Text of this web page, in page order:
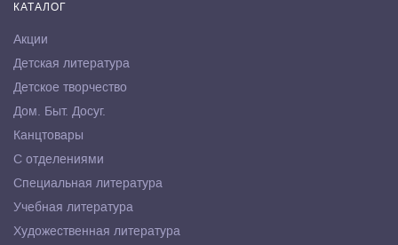
КАТАЛОГ
Акции
Детская литература
Детское творчество
Дом. Быт. Досуг.
Канцтовары
С отделениями
Специальная литература
Учебная литература
Художественная литература